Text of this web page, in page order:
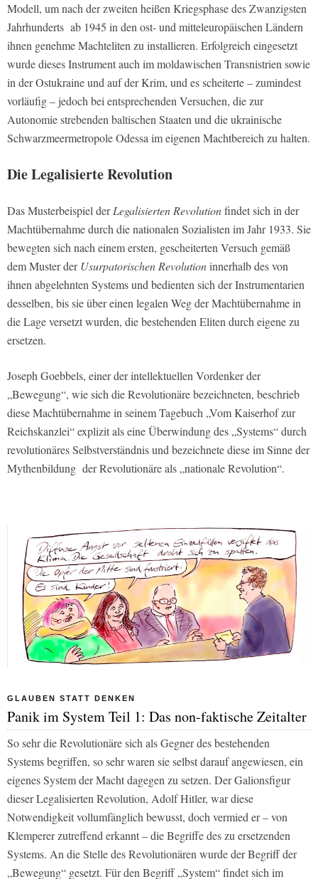
Modell, um nach der zweiten heißen Kriegsphase des Zwanzigsten
Jahrhunderts ab 1945 in den ost- und mitteleuropäischen Ländern
ihnen genehme Machteliten zu installieren. Erfolgreich eingesetzt
wurde dieses Instrument auch im moldawischen Transnistrien sowie
in der Ostukraine und auf der Krim, und es scheiterte – zumindest
vorläufig – jedoch bei entsprechenden Versuchen, die zur
Autonomie strebenden baltischen Staaten und die ukrainische
Schwarzmeermetropole Odessa im eigenen Machtbereich zu halten.
Die Legalisierte Revolution
Das Musterbeispiel derLegalisierten Revolutionfindet sich in der
Machtübernahme durch die nationalen Sozialisten im Jahr 1933. Sie
bewegten sich nach einem ersten, gescheiterten Versuch gemäß
dem Muster derUsurpatorischen Revolutioninnerhalb des von
ihnen abgelehnten Systems und bedienten sich der Instrumentarien
desselben, bis sie über einen legalen Weg der Machtübernahme in
die Lage versetzt wurden, die bestehenden Eliten durch eigene zu
ersetzen.
Joseph Goebbels, einer der intellektuellen Vordenker der
„Bewegung“, wie sich die Revolutionäre bezeichneten, beschrieb
diese Machtübernahme in seinem Tagebuch „Vom Kaiserhof zur
Reichskanzlei“ explizit als eine Überwindung des „Systems“ durch
revolutionäres Selbstverständnis und bezeichnete diese im Sinne der
Mythenbildung der Revolutionäre als „nationale Revolution“.
GLAUBEN STATT DENKEN
Panik im System Teil 1: Das non-faktische Zeitalter
So sehr die Revolutionäre sich als Gegner des bestehenden
Systems begriffen, so sehr waren sie selbst darauf angewiesen, ein
eigenes System der Macht dagegen zu setzen. Der Galionsfigur
dieserLegalisierten Revolution, Adolf Hitler, war diese
Notwendigkeit vollumfänglich bewusst, doch vermied er – von
Klemperer zutreffend erkannt – die Begriffe des zu ersetzenden
Systems. An die Stelle des Revolutionären wurde der Begriff der
„Bewegung“ gesetzt. Für den Begriff „System“ findet sich im